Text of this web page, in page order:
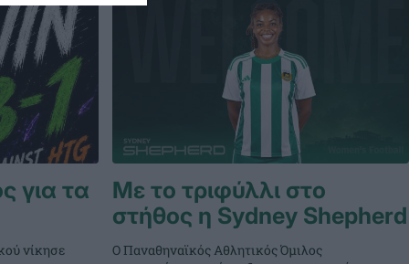
για τα
νίκησε
Με το τριφύλλι στο
στήθος η Sydney Shepherd
Ο Παναθηναϊκός Αθλητικός Όμιλος